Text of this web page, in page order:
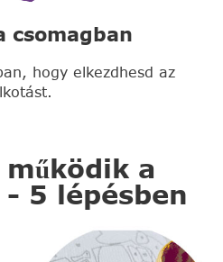
csomagban
hogy elkezdhesd az
a
5 lépésben